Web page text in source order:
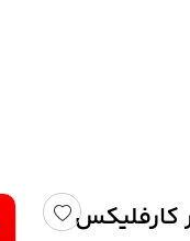
360 مانیتور دار کارفلیکس